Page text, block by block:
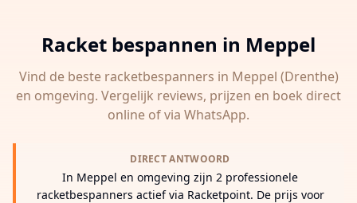
Racket bespannen in Meppel
Vind de beste racketbespanners in Meppel (Drenthe)
en omgeving. Vergelijk reviews, prijzen en boek direct
online of via WhatsApp.
DIRECT ANTWOORD
In Meppel en omgeving zijn 2 professionele
racketbespanners actief via Racketpoint. De prijs voor